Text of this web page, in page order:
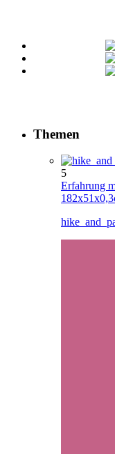
Themen
5
Erfahrung